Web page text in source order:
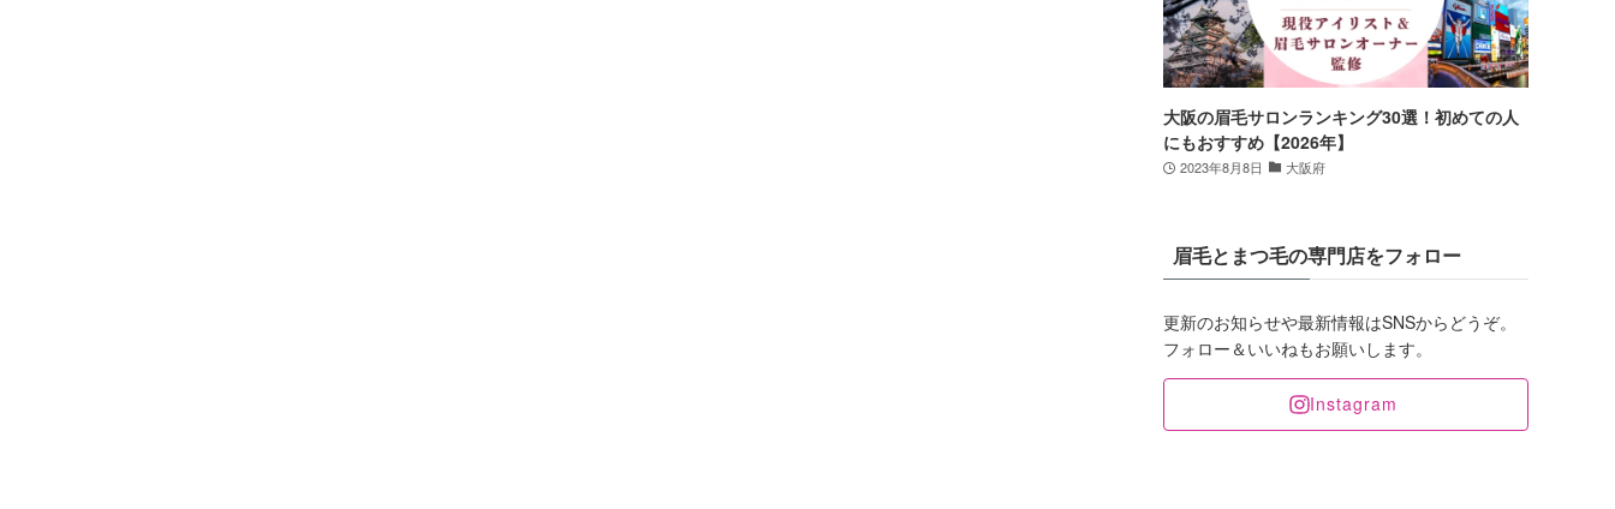
大阪の眉毛サロンランキング30選！初めての人
にもおすすめ【2026年】
2023年8月8日 大阪府
眉毛とまつ毛の専門店をフォロー
更新のお知らせや最新情報はSNSからどうぞ。
フォロー＆いいねもお願いします。
Instagram